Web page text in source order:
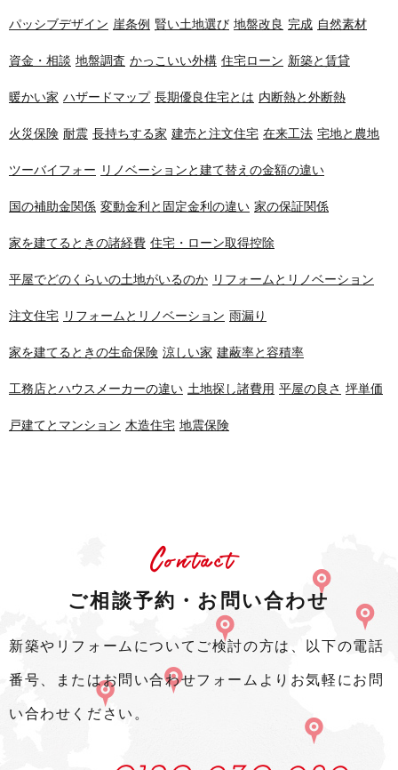
パッシブデザイン 崖条例 賢い土地選び 地盤改良 完成 自然素材
資金・相談 地盤調査 かっこいい外構 住宅ローン 新築と賃貸
暖かい家 ハザードマップ 長期優良住宅とは 内断熱と外断熱
火災保険 耐震 長持ちする家 建売と注文住宅 在来工法 宅地と農地
ツーバイフォー リノベーションと建て替えの金額の違い
国の補助金関係 変動金利と固定金利の違い 家の保証関係
家を建てるときの諸経費 住宅・ローン取得控除
平屋でどのくらいの土地がいるのか リフォームとリノベーション
注文住宅 リフォームとリノベーション 雨漏り
家を建てるときの生命保険 涼しい家 建蔽率と容積率
工務店とハウスメーカーの違い 土地探し諸費用 平屋の良さ 坪単価
戸建てとマンション 木造住宅 地震保険
Contact
ご相談予約・お問い合わせ
新築やリフォームについてご検討の方は、以下の電話
番号、またはお問い合わせフォームよりお気軽にお問
い合わせください。